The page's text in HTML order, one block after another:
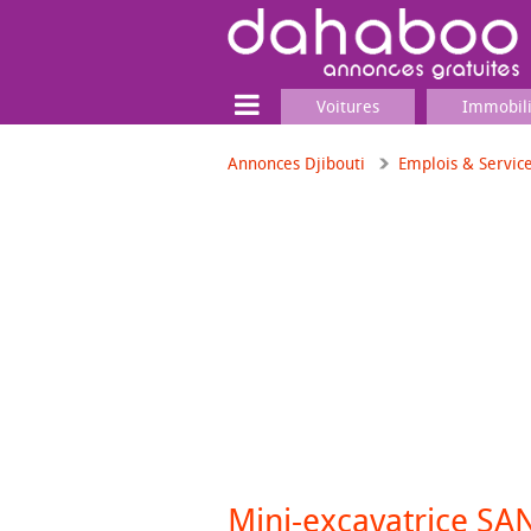
Voitures
Annonces Djibouti Emplois &
Mini-excavatrice